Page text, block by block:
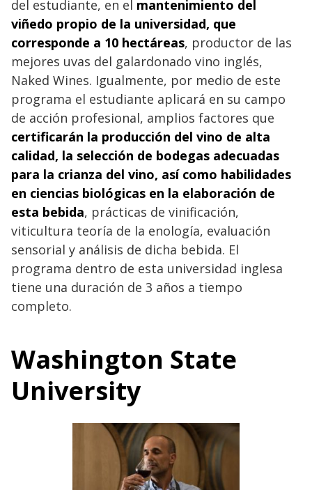
del estudiante, en el mantenimiento del
viñedo propio de la universidad, que
corresponde a 10 hectáreas, productor de las
mejores uvas del galardonado vino inglés,
Naked Wines. Igualmente, por medio de este
programa el estudiante aplicará en su campo
de acción profesional, amplios factores que
certificarán la producción del vino de alta
calidad, la selección de bodegas adecuadas
para la crianza del vino, así como habilidades
en ciencias biológicas en la elaboración de
esta bebida, prácticas de vinificación,
viticultura teoría de la enología, evaluación
sensorial y análisis de dicha bebida. El
programa dentro de esta universidad inglesa
tiene una duración de 3 años a tiempo
completo.
Washington State
University